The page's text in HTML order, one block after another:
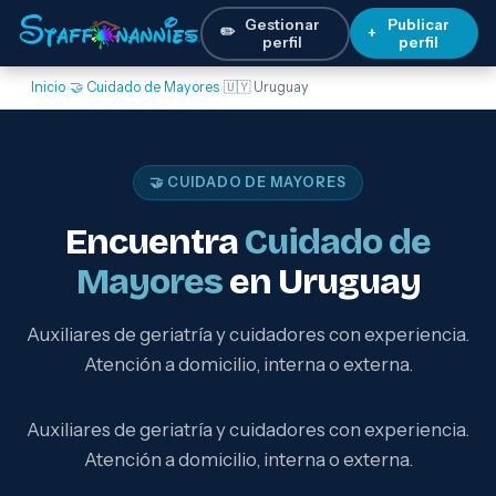
✏️ Gestionar
perfil
+
Publicar
perfil
Inicio›🤝 Cuidado de Mayores›🇺🇾 Uruguay
🤝 CUIDADO DE MAYORES
EncuentraCuidado de
Mayoresen Uruguay
Auxiliares de geriatría y cuidadores con experiencia.
Atención a domicilio, interna o externa.
Auxiliares de geriatría y cuidadores con experiencia.
Atención a domicilio, interna o externa.